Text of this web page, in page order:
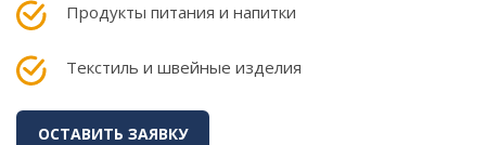
Продукты питания и напитки
Текстиль и швейные изделия
ОСТАВИТЬ ЗАЯВКУ